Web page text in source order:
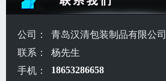
公司：
青岛汉清包装制品有限公司
联系：
杨先生
手机：
18653286658